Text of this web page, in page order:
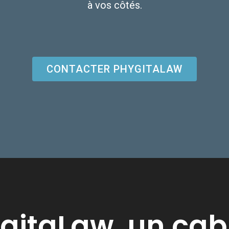
à vos côtés.
CONTACTER PHYGITALAW